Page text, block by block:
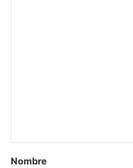
r
Nombre